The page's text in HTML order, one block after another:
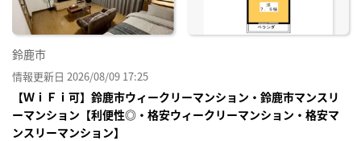
鈴鹿市
情報更新日 2026/08/09 17:25
【ＷｉＦｉ可】鈴鹿市ウィークリーマンション・鈴鹿市マンスリ
ーマンション【利便性◎・格安ウィークリーマンション・格安マ
ンスリーマンション】